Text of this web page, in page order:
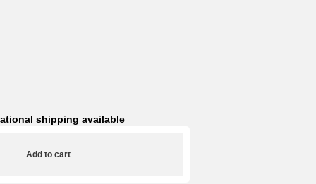
shipping available
Add to cart